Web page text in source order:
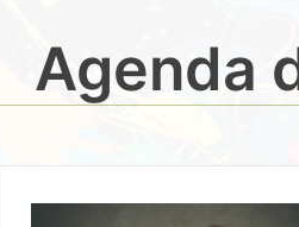
Agenda